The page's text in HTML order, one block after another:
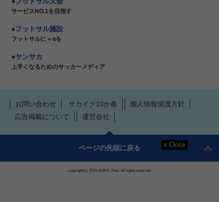
サービスNO.1を目指す
フットサル施設
フットサルに＋αを
ヤンサカ
上手くなるためのサッカーメディア
お問い合わせ サカイク10か条
個人情報保護方針
広告掲載について
運営会社
ページの先頭に戻る
copyright(c) 2010-2026 E-3 Inc. all rights reserved.